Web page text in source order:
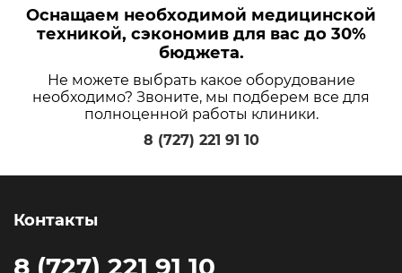
Оснащаем необходимой медицинской
техникой, сэкономив для вас до 30%
бюджета.
Не можете выбрать какое оборудование
необходимо? Звоните, мы подберем все для
полноценной работы клиники.
8 (727) 221 91 10
Контакты
8 (727) 221 91 10